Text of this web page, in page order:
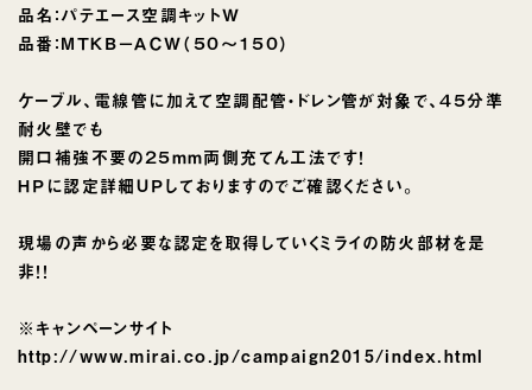
品名：パテエース空調キットＷ
品番：ＭＴＫＢ−ＡＣＷ（５０〜１５０）
ケーブル、電線管に加えて空調配管・ドレン管が対象で、４５分準
耐火壁でも
開口補強不要の２５ｍｍ両側充てん工法です！
ＨＰに認定詳細ＵＰしておりますのでご確認ください。
現場の声から必要な認定を取得していくミライの防火部材を是
非！！
※キャンペーンサイト
http://www.mirai.co.jp/campaign2015/index.html